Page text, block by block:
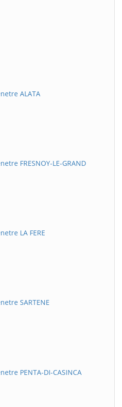
ALATA
FRESNOY-LE-GRAND
LA FERE
SARTENE
PENTA-DI-CASINCA